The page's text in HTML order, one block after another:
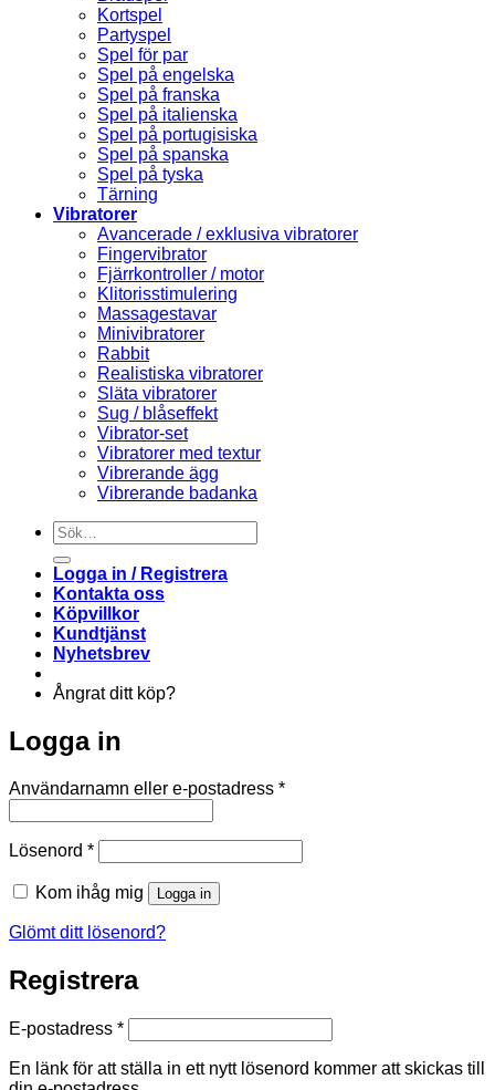
Kortspel
Partyspel
Spel för par
Spel på engelska
Spel på franska
Spel på italienska
Spel på portugisiska
Spel på spanska
Spel på tyska
Tärning
Vibratorer
Avancerade / exklusiva vibratorer
Fingervibrator
Fjärrkontroller / motor
Klitorisstimulering
Massagestavar
Minivibratorer
Rabbit
Realistiska vibratorer
Släta vibratorer
Sug / blåseffekt
Vibrator-set
Vibratorer med textur
Vibrerande ägg
Vibrerande badanka
Sök
efter:
Logga in / Registrera
Kontakta oss
Köpvillkor
Kundtjänst
Nyhetsbrev
Ångrat ditt köp?
Logga in
Användarnamn eller e-postadress *Obligatoriskt
Lösenord *Obligatoriskt
Kom ihåg mig Logga in
Glömt ditt lösenord?
Registrera
E-postadress *Obligatoriskt
En länk för att ställa in ett nytt lösenord kommer att skickas till